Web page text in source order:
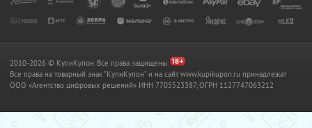
2010-2026 © КупиКупон. Все права защищены.
Все права на товарный знак "КупиКупон" и на сайт www.kupikupon.ru принадлежат
OOO «Агентство цифровых решений» ИНН 7705523387, ОГРН 1127747063212